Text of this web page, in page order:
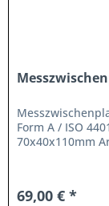
Form A / ISO
70x40x110mm
69,00 € *